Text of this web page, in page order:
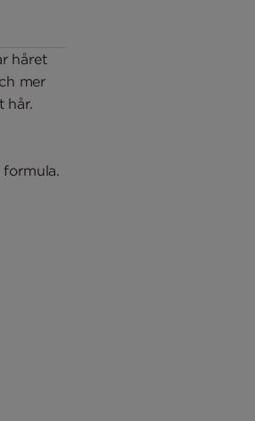
håret
mer
hår.